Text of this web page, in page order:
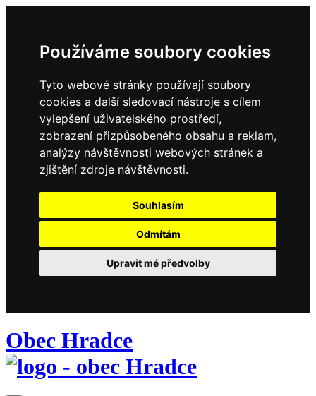
Používáme soubory cookies
Tyto webové stránky používají soubory
cookies a další sledovací nástroje s cílem
vylepšení uživatelského prostředí,
zobrazení přizpůsobeného obsahu a reklam,
analýzy návštěvnosti webových stránek a
zjištění zdroje návštěvnosti.
Souhlasím
Odmítám
Upravit mé předvolby
Obec Hradce